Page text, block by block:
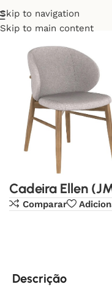
Skip to navigation
Skip to main content
Início Cadeiras
Cadeira Ellen
Comparar
Descrição